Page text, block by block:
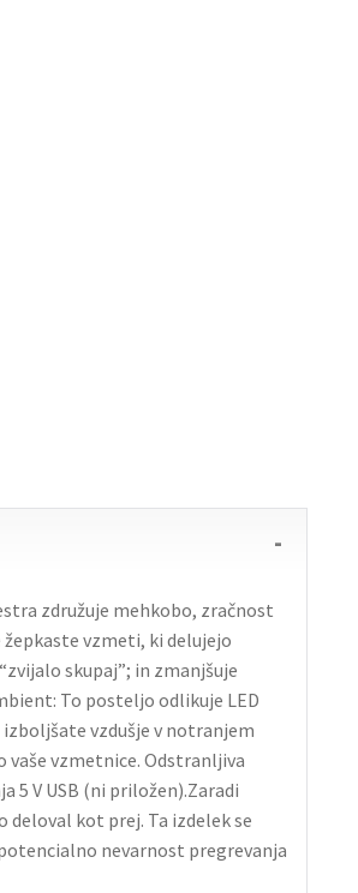
združuje mehkobo, zračnost
vzmeti, ki delujejo
skupaj”; in zmanjšuje
To posteljo odlikuje LED
vzdušje v notranjem
vzmetnice. Odstranljiva
5 V USB (ni priložen).Zaradi
kot prej. Ta izdelek se
nevarnost pregrevanja